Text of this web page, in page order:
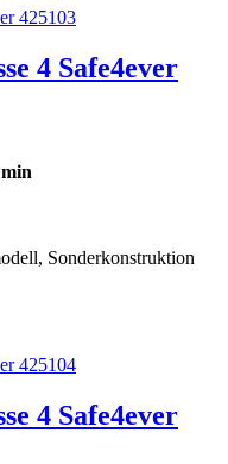
4 Safe4ever
Sonderkonstruktion
4 Safe4ever